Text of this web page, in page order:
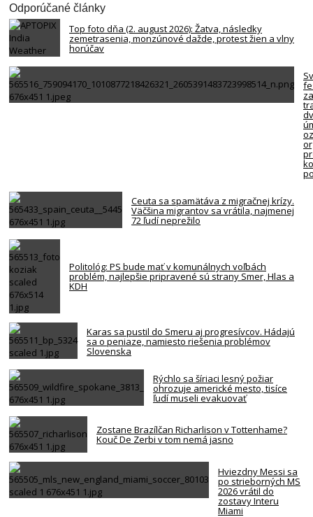
Odporúčané články
Top foto dňa (2. august 2026): Žatva, následky
zemetrasenia, monzúnové dažde, protest žien a vlny
horúčav
Ceuta sa spamätáva z migračnej krízy.
Väčšina migrantov sa vrátila, najmenej
72 ľudí neprežilo
Politológ: PS bude mať v komunálnych voľbách
problém, najlepšie pripravené sú strany Smer, Hlas a
KDH
Karas sa pustil do Smeru aj progresívcov. Hádajú
sa o peniaze, namiesto riešenia problémov
Slovenska
Rýchlo sa šíriaci lesný požiar
ohrozuje americké mesto, tisíce
ľudí museli evakuovať
Zostane Brazílčan Richarlison v Tottenhame?
Kouč De Zerbi v tom nemá jasno
Hviezdny Messi sa
po strieborných MS
2026 vrátil do
zostavy Interu
Miami